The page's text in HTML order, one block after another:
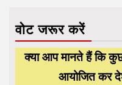
वोट जरूर करें
क्या आप मानते हैं कि
आयोजित कर